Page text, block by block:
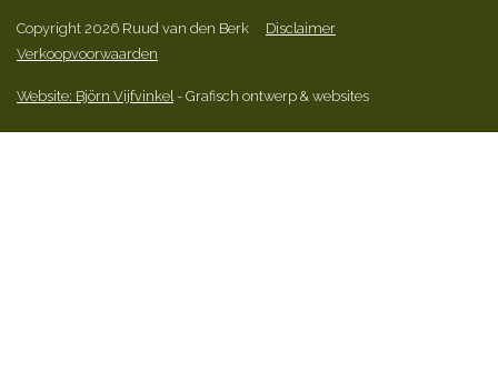
Copyright 2026 Ruud van den Berk
Disclaimer
Verkoopvoorwaarden
Website: Björn Vijfvinkel- Grafisch ontwerp & websites